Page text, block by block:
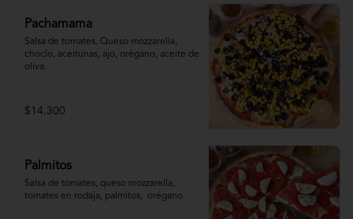
Pachamama
Salsa de tomates. Queso mozzarella,
choclo, aceitunas, ajo, orégano, aceite de
oliva.
$14.300
Palmitos
Salsa de tomates, queso mozzarella,
tomates en rodaja, palmitos,  orégano.